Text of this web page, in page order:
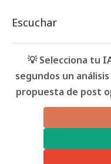
Escuchar
💡 Selecciona tu
segundos un
propuesta de post